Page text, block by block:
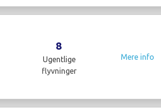
8
Ugentlige
flyvninger
Mere info